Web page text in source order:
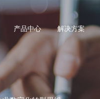
产品中心 解决方案